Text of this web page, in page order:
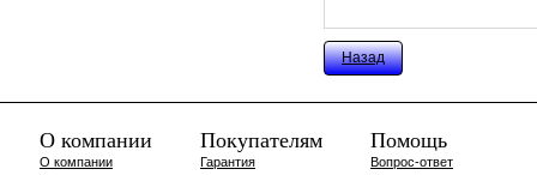
Назад
О компании
О компании
Покупателям
Гарантия
Помощь
Вопрос-ответ